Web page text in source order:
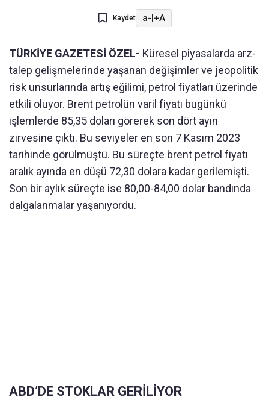
Kaydet a-|+A
TÜRKİYE GAZETESİ ÖZEL- Küresel piyasalarda arz-
talep gelişmelerinde yaşanan değişimler ve jeopolitik
risk unsurlarında artış eğilimi, petrol fiyatları üzerinde
etkili oluyor. Brent petrolün varil fiyatı bugünkü
işlemlerde 85,35 doları görerek son dört ayın
zirvesine çıktı. Bu seviyeler en son 7 Kasım 2023
tarihinde görülmüştü. Bu süreçte brent petrol fiyatı
aralık ayında en düşü 72,30 dolara kadar gerilemişti.
Son bir aylık süreçte ise 80,00-84,00 dolar bandında
dalgalanmalar yaşanıyordu.
ABD’DE STOKLAR GERİLİYOR